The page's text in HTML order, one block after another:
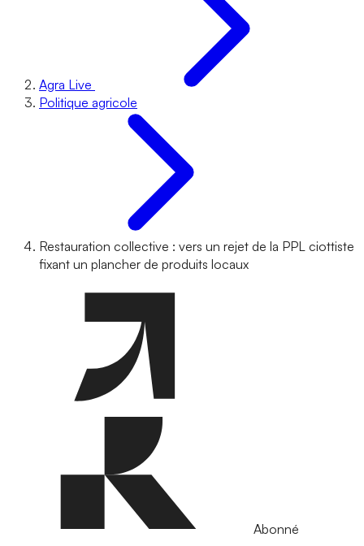
Agra Live
Politique agricole
Restauration collective : vers un rejet de la PPL ciottiste
fixant un plancher de produits locaux
Abonné